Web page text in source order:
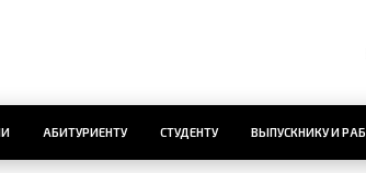
АБИТУРИЕНТУ СТУДЕНТУ ВЫПУСКНИКУ И